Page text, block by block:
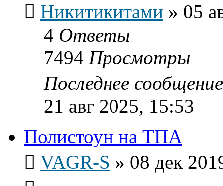
Никитикитами » 05
4 Ответы
7494 Просмотры
Последнее
21 авг 2025, 15:53
Полистоун на ТПА
VAGR-S » 08 дек